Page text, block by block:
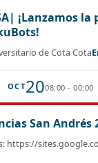
¡Lanzamos la
de Cota Cota
OCT2008:00 - 00:00
San Andrés
https://